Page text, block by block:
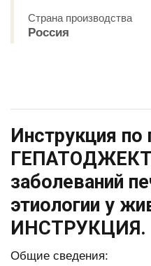
Страна производства
Россия
Инструкция
заболеваний
этиологии у
ИНСТРУКЦИЯ.
Общие сведения: